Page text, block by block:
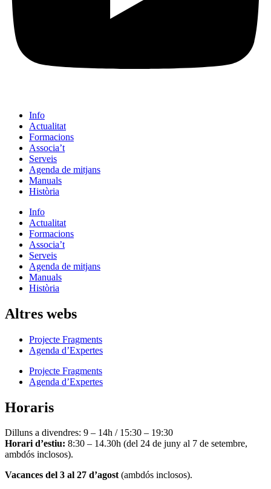
Info
Actualitat
Formacions
Associa’t
Serveis
Agenda de mitjans
Manuals
Història
Info
Actualitat
Formacions
Associa’t
Serveis
Agenda de mitjans
Manuals
Història
Altres webs
Projecte Fragments
Agenda d’Expertes
Projecte Fragments
Agenda d’Expertes
Horaris
Dilluns a divendres: 9 – 14h / 15:30 – 19:30
Horari d’estiu: 8:30 – 14.30h (del 24 de juny al 7 de setembre,
ambdós inclosos).
Vacances del 3 al 27 d’agost(ambdós inclosos).